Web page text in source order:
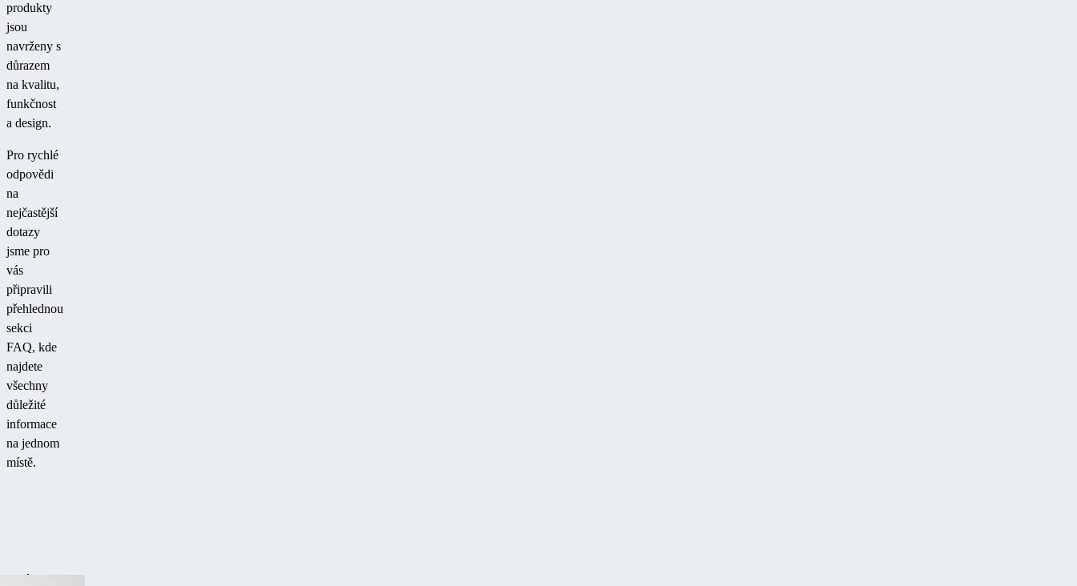
produkty
jsou
navrženy s
důrazem
na kvalitu,
funkčnost
a design.
Pro rychlé
odpovědi
na
nejčastější
dotazy
jsme pro
vás
připravili
přehlednou
sekci
FAQ, kde
najdete
všechny
důležité
informace
na jednom
místě.